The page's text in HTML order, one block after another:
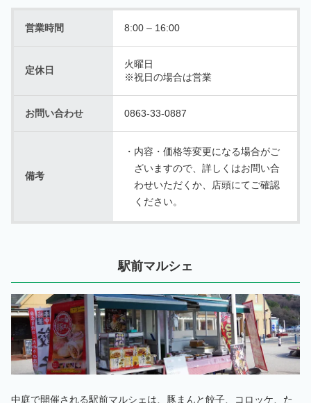
営業時間 8:00 – 16:00
定休日
火曜日
※祝日の場合は営業
お問い合わせ 0863-33-0887
備考
内容・価格等変更になる場合がご
ざいますので、詳しくはお問い合
わせいただくか、店頭にてご確認
ください。
駅前マルシェ
中庭で開催される駅前マルシェは、豚まんと餃子、コロッケ、た